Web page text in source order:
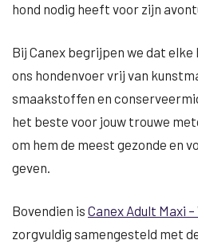
hond nodig heeft voor zijn
Bij Canex begrijpen we dat elke
ons hondenvoer vrij van
smaakstoffen en
het beste voor jouw trouwe
om hem de meest gezonde en
geven.
Bovendien is Canex Adult Maxi
zorgvuldig samengesteld met